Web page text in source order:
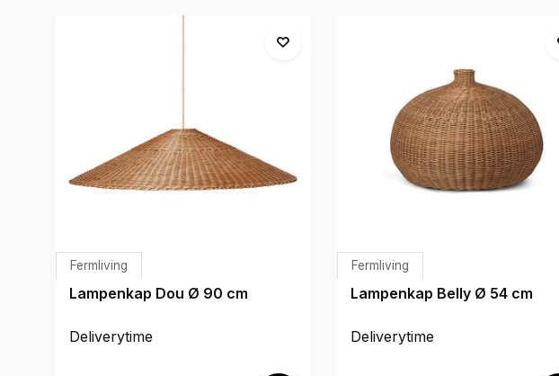
Fermliving
Lampenkap Dou Ø 90 cm
Deliverytime
Fermliving
Lampenkap Belly Ø 54 cm
Deliverytime